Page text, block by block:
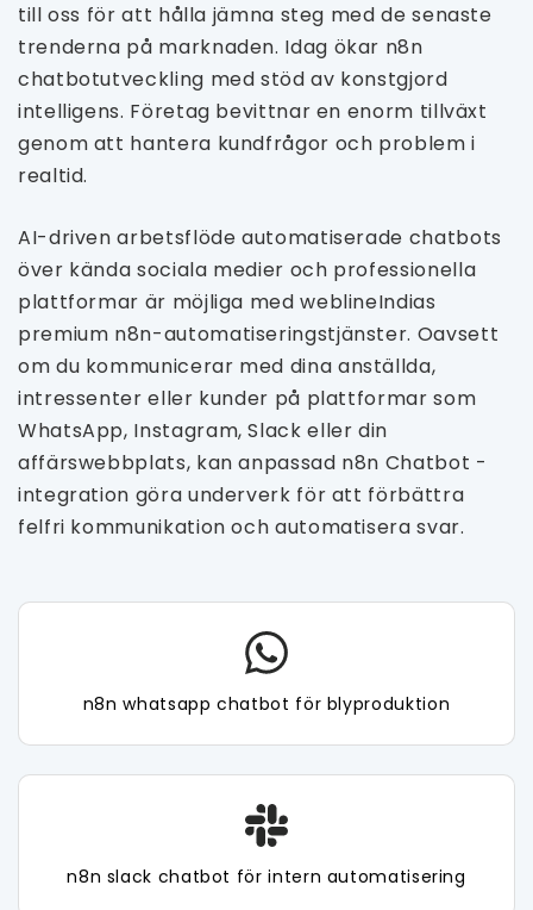
till oss för att hålla jämna steg med de senaste
trenderna på marknaden. Idag ökar n8n
chatbotutveckling med stöd av konstgjord
intelligens. Företag bevittnar en enorm tillväxt
genom att hantera kundfrågor och problem i
realtid.
AI-driven arbetsflöde automatiserade chatbots
över kända sociala medier och professionella
plattformar är möjliga med weblineIndias
premium n8n-automatiseringstjänster. Oavsett
om du kommunicerar med dina anställda,
intressenter eller kunder på plattformar som
WhatsApp, Instagram, Slack eller din
affärswebbplats, kan anpassad n8n Chatbot -
integration göra underverk för att förbättra
felfri kommunikation och automatisera svar.
n8n whatsapp chatbot för blyproduktion
n8n slack chatbot för intern automatisering